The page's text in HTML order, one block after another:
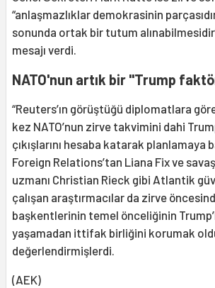
“anlaşmazlıklar demokrasinin
sonunda ortak bir tutum
mesajı verdi.
NATO'nun artık bir "Trump
“Reuters’ın görüştüğü diplomatlara
kez NATO’nun zirve takvimini dahi
çıkışlarını hesaba katarak planlamaya
Foreign Relations’tan Liana Fix ve
uzmanı Christian Rieck gibi Atlantik
çalışan araştırmacılar da zirve
başkentlerinin temel önceliğinin
yaşamadan ittifak birliğini korumak
değerlendirmişlerdi.
(AEK)